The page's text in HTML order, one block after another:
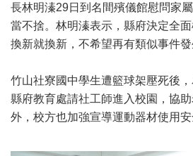
長林明溱29日到名間殯儀館慰問家
當不捨。林明溱表示，縣府決定全
換新就換新，不希望再有類似事件發
竹山社寮國中學生遭籃球架壓死後
縣府教育處請社工師進入校園，協
外，校方也加強宣導運動器材使用安